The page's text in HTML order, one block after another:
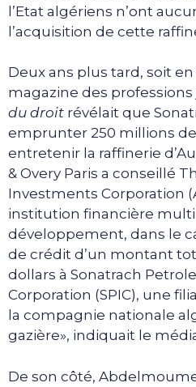
l’Etat algériens n’ont
l’acquisition de cette
Deux ans plus tard, soit
magazine des
du droit révélait que
emprunter 250 millions
entretenir la raffinerie
& Overy Paris a conseillé
Investments Corporation
institution financière
développement, dans le
de crédit d’un montant
dollars à Sonatrach
Corporation (SPIC), une
la compagnie nationale
gazière», indiquait le
De son côté,